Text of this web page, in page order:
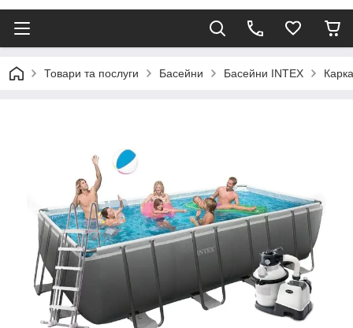
Товари та послуги Басейни Басейни INTEX